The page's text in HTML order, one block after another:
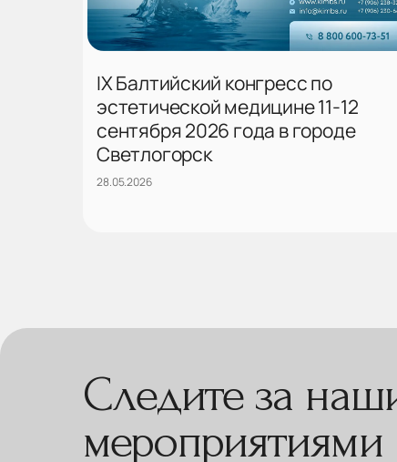
IX Балтийский конгресс по
эстетической медицине 11-12
сентября 2026 года в городе
Светлогорск
28.05.2026
Следите за
мероприятиями